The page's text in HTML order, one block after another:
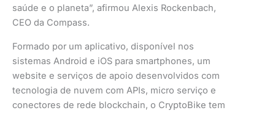
saúde e o planeta”, afirmou Alexis Rockenbach,
CEO da Compass.
Formado por um aplicativo, disponível nos
sistemas Android e iOS para smartphones, um
website e serviços de apoio desenvolvidos com
tecnologia de nuvem com APIs, micro serviço e
conectores de rede blockchain, o CryptoBike tem